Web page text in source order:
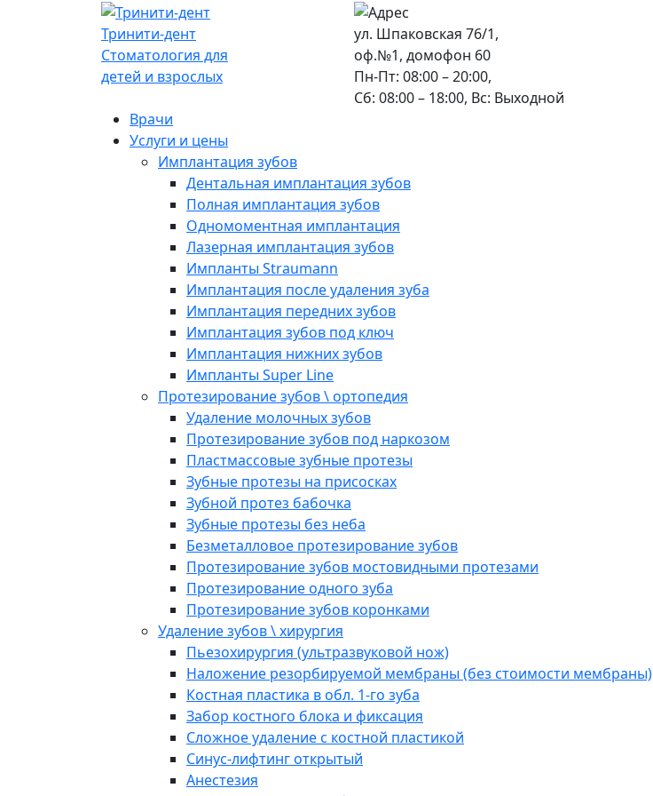
Тринити-дент
Стоматология для
детей и взрослых
ул. Шпаковская 76/1,
оф.№1, домофон 60
Пн-Пт: 08:00 – 20:00,
Сб: 08:00 – 18:00, Вс: Выходной
Врачи
Услуги и цены
Имплантация зубов
Дентальная имплантация зубов
Полная имплантация зубов
Одномоментная имплантация
Лазерная имплантация зубов
Импланты Straumann
Имплантация после удаления зуба
Имплантация передних зубов
Имплантация зубов под ключ
Имплантация нижних зубов
Импланты Super Line
Протезирование зубов \ ортопедия
Удаление молочных зубов
Протезирование зубов под наркозом
Пластмассовые зубные протезы
Зубные протезы на присосках
Зубной протез бабочка
Зубные протезы без неба
Безметалловое протезирование зубов
Протезирование зубов мостовидными протезами
Протезирование одного зуба
Протезирование зубов коронками
Удаление зубов \ хирургия
Пьезохирургия (ультразвуковой нож)
Наложение резорбируемой мембраны (без стоимости мембраны)
Костная пластика в обл. 1-го зуба
Забор костного блока и фиксация
Сложное удаление с костной пластикой
Синус-лифтинг открытый
Анестезия